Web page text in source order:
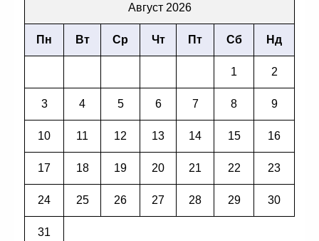
Август 2026
Пн Вт Ср Чт Пт Сб Нд
1 2
3 4 5 6 7 8 9
10 11 12 13 14 15 16
17 18 19 20 21 22 23
24 25 26 27 28 29 30
31